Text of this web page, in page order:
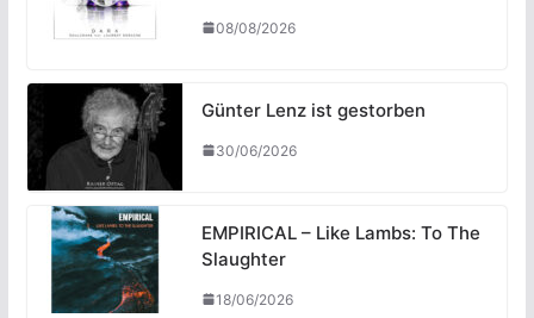
08/08/2026
Günter Lenz ist gestorben
30/06/2026
EMPIRICAL – Like Lambs: To The
Slaughter
18/06/2026